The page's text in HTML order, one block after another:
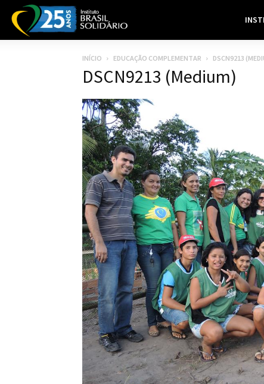
INÍCIO EDUCAÇÃO COMPLEMENTAR DSCN9213
DSCN9213 (Medium)